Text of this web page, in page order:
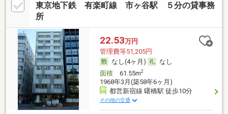
東京地下鉄 有楽町線 市ヶ谷駅 ５分の貸事務
所
22.53万円
管理費等51,205円
なし(4ヶ月)
なし
面積61.55m2
1968年3月(築58年6ヶ月)
都営新宿線 曙橋駅 徒歩10分
その他の交通